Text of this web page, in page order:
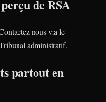
de RSA
nous via le
administratif.
partout en